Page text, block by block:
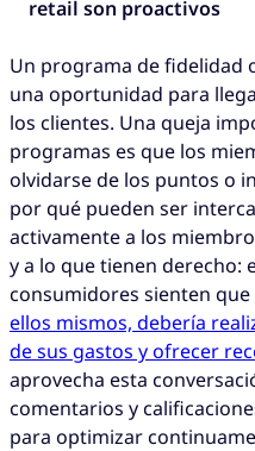
retail son proactivos
Un programa de fidelidad
una oportunidad para
los clientes. Una queja
programas es que los
olvidarse de los puntos o
por qué pueden ser
activamente a los
y a lo que tienen derecho:
consumidores sienten que
ellos mismos, debería
de sus gastos y ofrecer
aprovecha esta
comentarios y
para optimizar